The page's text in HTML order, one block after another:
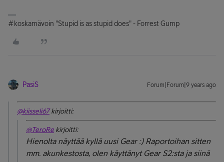
#koskamävoin "Stupid is as stupid does" - Forrest Gump
PasiS Forum|Forum|9 years ago
@kiisseli67kirjoitti:
@TeroRe kirjoitti:
Hienolta näyttää kyllä uusi Gear :) Raportoihan sitten
mm. akunkestosta, olen käyttänyt Gear S2:sta ja siinä